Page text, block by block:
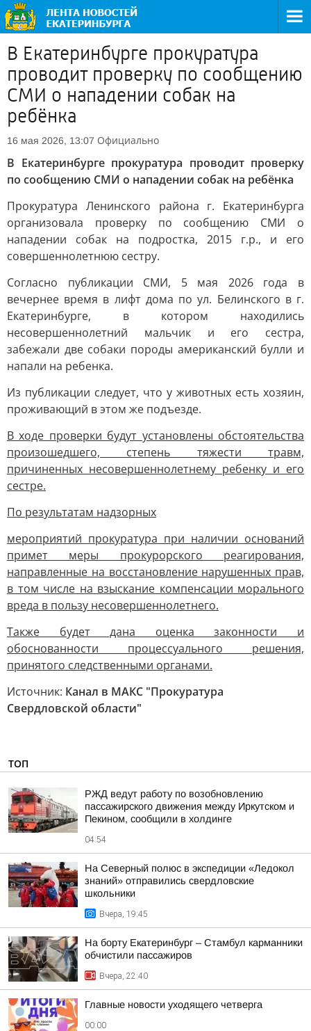
В Екатеринбурге прокуратура
проводит проверку по сообщению
СМИ о нападении собак на
ребёнка
16 мая 2026, 13:07 Официально
В Екатеринбурге прокуратура проводит проверку
по сообщению СМИ о нападении собак на ребёнка
Прокуратура Ленинского района г. Екатеринбурга
организовала проверку по сообщению СМИ о
нападении собак на подростка, 2015 г.р., и его
совершеннолетнюю сестру.
Согласно публикации СМИ, 5 мая 2026 года в
вечернее время в лифт дома по ул. Белинского в г.
Екатеринбурге, в котором находились
несовершеннолетний мальчик и его сестра,
забежали две собаки породы американский булли и
напали на ребенка.
Из публикации следует, что у животных есть хозяин,
проживающий в этом же подъезде.
В ходе проверки будут установлены обстоятельства
произошедшего, степень тяжести травм,
причиненных несовершеннолетнему ребенку и его
сестре.
По результатам надзорных
мероприятий прокуратура при наличии оснований
примет меры прокурорского реагирования,
направленные на восстановление нарушенных прав,
в том числе на взыскание компенсации морального
вреда в пользу несовершеннолетнего.
Также будет дана оценка законности и
обоснованности процессуального решения,
принятого следственными органами.
Источник: Канал в МАКС "Прокуратура
Свердловской области"
ТОП
РЖД ведут работу по возобновлению
пассажирского движения между Иркутском и
Пекином, сообщили в холдинге
04:54
На Северный полюс в экспедиции «Ледокол
знаний» отправились свердловские
школьники
Вчера, 19:45
На борту Екатеринбург – Стамбул карманники
обчистили пассажиров
Вчера, 22:40
Главные новости уходящего четверга
00:00